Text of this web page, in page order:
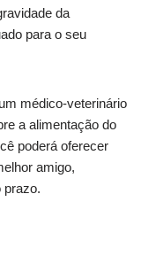
da
para o seu
médico-veterinário
a alimentação do
poderá oferecer
amigo,
prazo.